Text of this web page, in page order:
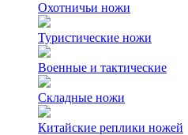
Охотничьи ножи
Туристические ножи
Военные и тактические
Складные ножи
Китайские реплики ножей